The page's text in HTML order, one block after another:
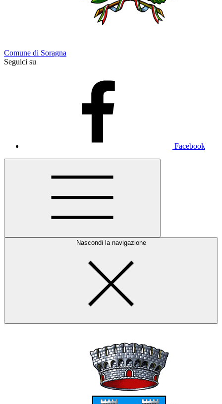
Comune di Soragna
Seguici su
Facebook
Nascondi la navigazione